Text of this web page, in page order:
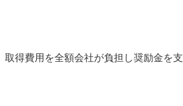
得費用を全額会社が負担し奨励金を支